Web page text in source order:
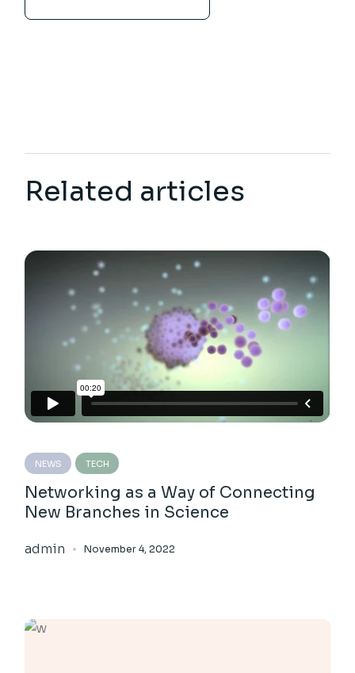
Related articles
NEWS TECH
Networking as a Way of Connecting
New Branches in Science
admin November 4, 2022